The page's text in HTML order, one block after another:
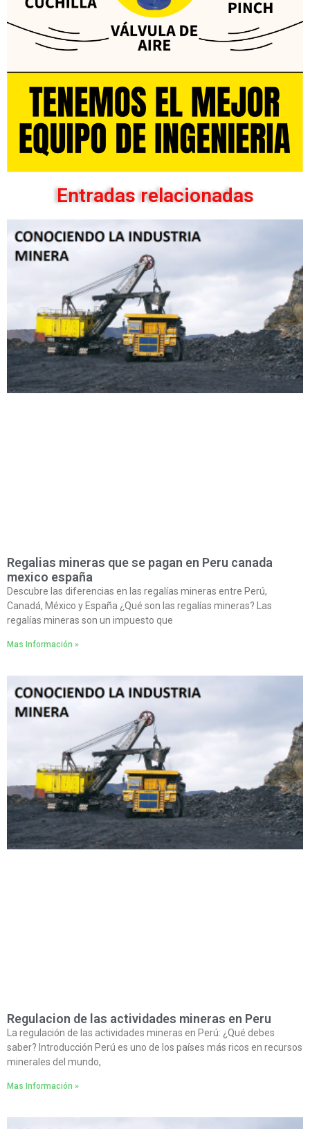
Entradas relacionadas
Regalias mineras que se pagan en Peru canada
mexico españa
Descubre las diferencias en las regalías mineras entre Perú,
Canadá, México y España ¿Qué son las regalías mineras? Las
regalías mineras son un impuesto que
Mas Información »
Regulacion de las actividades mineras en Peru
La regulación de las actividades mineras en Perú: ¿Qué debes
saber? Introducción Perú es uno de los países más ricos en recursos
minerales del mundo,
Mas Información »